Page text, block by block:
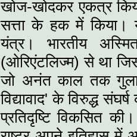
खोज-खोदकर एकत्र
सत्ता के हक में
यंत्र। भारतीय
(ओरिएंटलिज्‍म) से था
जो अनंत काल तक
विद्यावाद' के विरुद्ध
प्रतिदृष्टि विकसित